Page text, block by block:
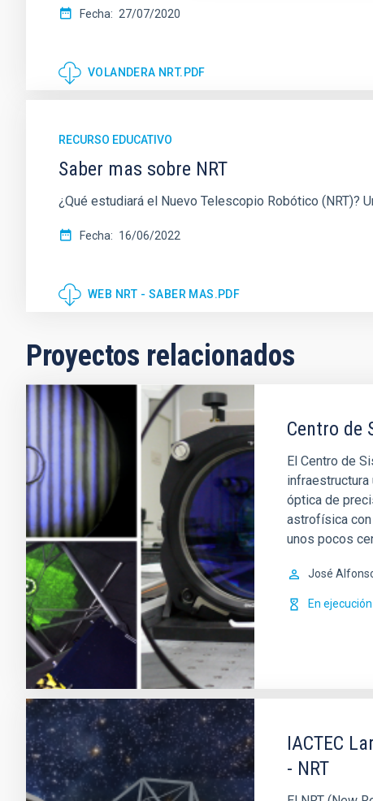
Fecha 27/07/2020
VOLANDERA NRT.PDF
RECURSO EDUCATIVO
Saber mas sobre NRT
¿Qué estudiará el Nuevo Telescopio Robótico (NRT)?
Fecha 16/06/2022
WEB NRT - SABER MAS.PDF
Proyectos relacionados
Centro de
El Centro de
infraestructura
óptica de
astrofísica
unos pocos
José
En ejecución
IACTEC
- NRT